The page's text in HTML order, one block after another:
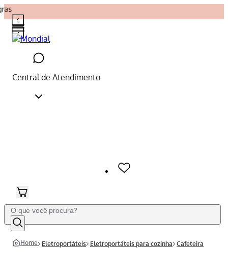
Central de Atendimento
eletroportáteis eletroportáteis para cozinha cafeteira